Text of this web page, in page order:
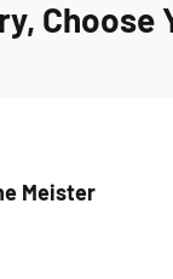
Choose
Meister